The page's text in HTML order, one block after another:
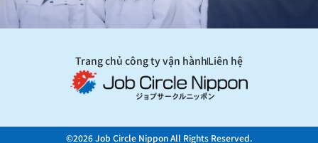
Trang chủ công ty vận hànhLiên hệ
©2026 Job Circle Nippon All Rights Reserved.